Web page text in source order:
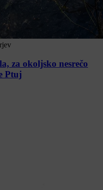
za okoljsko nesrečo
Ptuj